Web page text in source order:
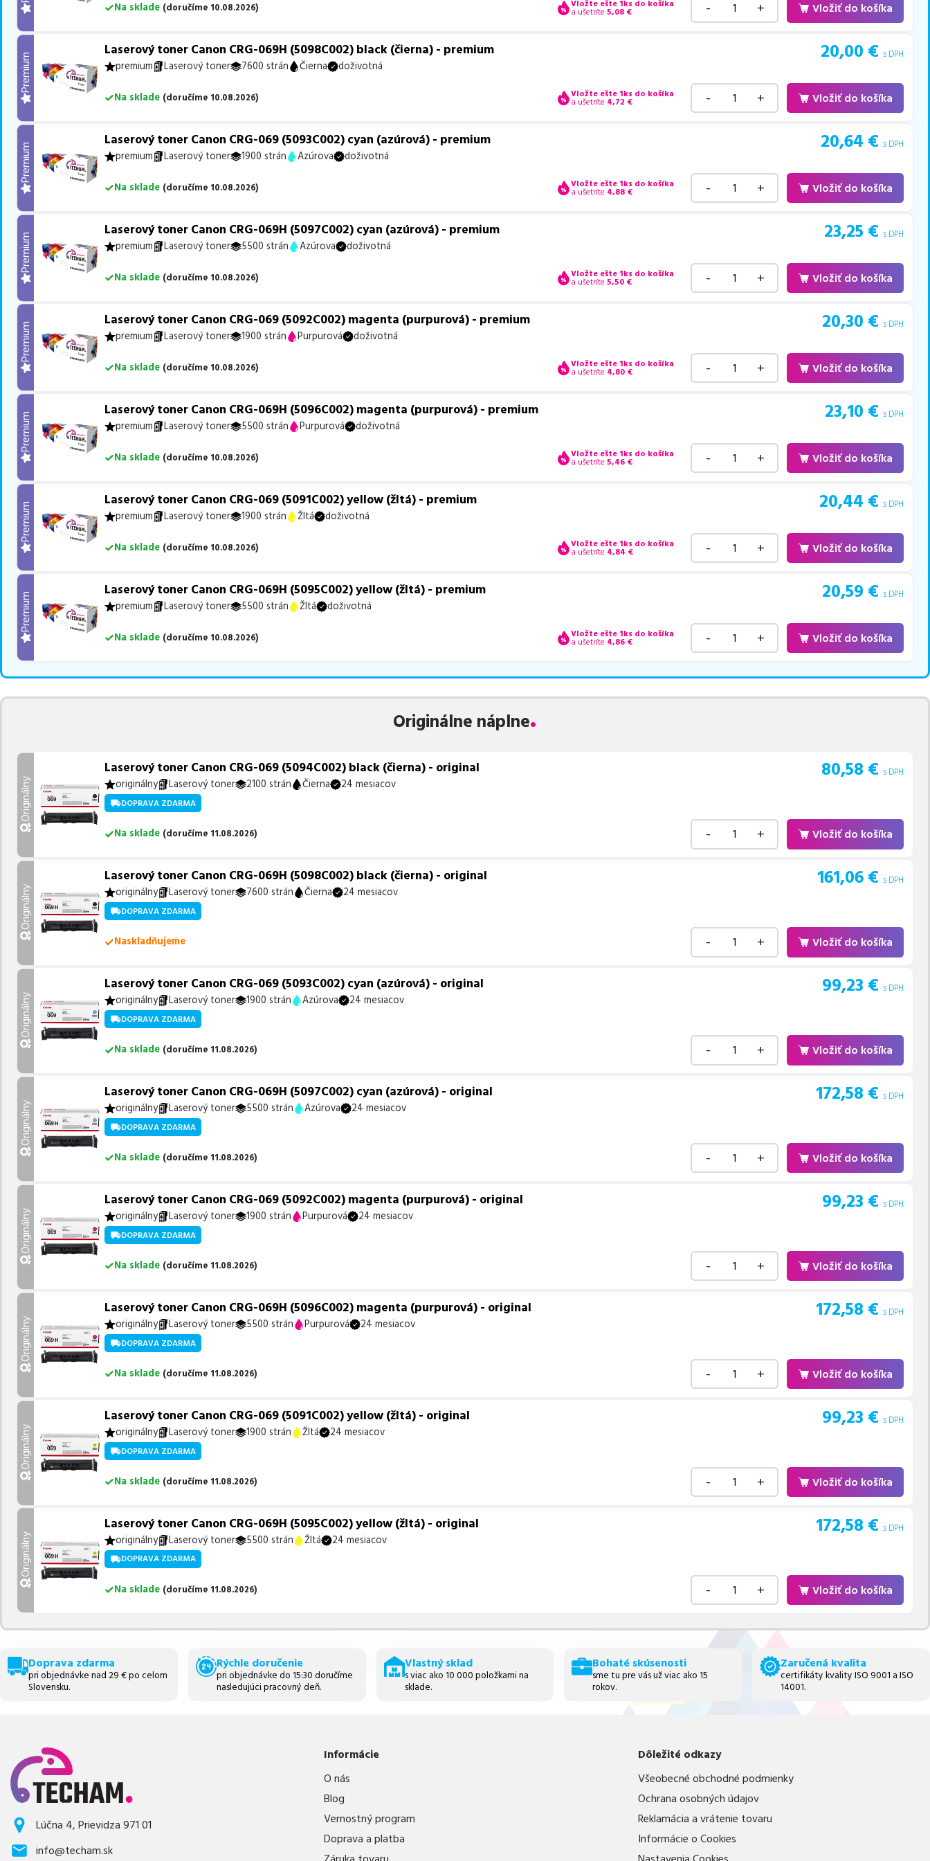
Na sklade (doručíme 10.08.2026) Vložte ešte 1ks do košíka
a ušetríte 5,08 € - + Vložiť do košíka
Premium
Laserový toner Canon CRG-069H (5098C002) black (čierna) - premium 20,00 € s DPH
premium Laserový toner 7600 strán Čierna doživotná
Na sklade (doručíme 10.08.2026) Vložte ešte 1ks do košíka
a ušetríte 4,72 € - + Vložiť do košíka
Premium
Laserový toner Canon CRG-069 (5093C002) cyan (azúrová) - premium 20,64 € s DPH
premium Laserový toner 1900 strán Azúrova doživotná
Na sklade (doručíme 10.08.2026) Vložte ešte 1ks do košíka
a ušetríte 4,88 € - + Vložiť do košíka
Premium
Laserový toner Canon CRG-069H (5097C002) cyan (azúrová) - premium 23,25 € s DPH
premium Laserový toner 5500 strán Azúrova doživotná
Na sklade (doručíme 10.08.2026) Vložte ešte 1ks do košíka
a ušetríte 5,50 € - + Vložiť do košíka
Premium
Laserový toner Canon CRG-069 (5092C002) magenta (purpurová) - premium 20,30 € s DPH
premium Laserový toner 1900 strán Purpurová doživotná
Na sklade (doručíme 10.08.2026) Vložte ešte 1ks do košíka
a ušetríte 4,80 € - + Vložiť do košíka
Premium
Laserový toner Canon CRG-069H (5096C002) magenta (purpurová) - premium 23,10 € s DPH
premium Laserový toner 5500 strán Purpurová doživotná
Na sklade (doručíme 10.08.2026) Vložte ešte 1ks do košíka
a ušetríte 5,46 € - + Vložiť do košíka
Premium
Laserový toner Canon CRG-069 (5091C002) yellow (žltá) - premium 20,44 € s DPH
premium Laserový toner 1900 strán Žltá doživotná
Na sklade (doručíme 10.08.2026) Vložte ešte 1ks do košíka
a ušetríte 4,84 € - + Vložiť do košíka
Premium
Laserový toner Canon CRG-069H (5095C002) yellow (žltá) - premium 20,59 € s DPH
premium Laserový toner 5500 strán Žltá doživotná
Na sklade (doručíme 10.08.2026) Vložte ešte 1ks do košíka
a ušetríte 4,86 € - + Vložiť do košíka
Originálne náplne
Originálny
Laserový toner Canon CRG-069 (5094C002) black (čierna) - original 80,58 € s DPH
originálny Laserový toner 2100 strán Čierna 24 mesiacov
DOPRAVA ZDARMA
Na sklade (doručíme 11.08.2026) - + Vložiť do košíka
Originálny
Laserový toner Canon CRG-069H (5098C002) black (čierna) - original 161,06 € s DPH
originálny Laserový toner 7600 strán Čierna 24 mesiacov
DOPRAVA ZDARMA
Naskladňujeme - + Vložiť do košíka
Originálny
Laserový toner Canon CRG-069 (5093C002) cyan (azúrová) - original 99,23 € s DPH
originálny Laserový toner 1900 strán Azúrova 24 mesiacov
DOPRAVA ZDARMA
Na sklade (doručíme 11.08.2026) - + Vložiť do košíka
Originálny
Laserový toner Canon CRG-069H (5097C002) cyan (azúrová) - original 172,58 € s DPH
originálny Laserový toner 5500 strán Azúrova 24 mesiacov
DOPRAVA ZDARMA
Na sklade (doručíme 11.08.2026) - + Vložiť do košíka
Originálny
Laserový toner Canon CRG-069 (5092C002) magenta (purpurová) - original 99,23 € s DPH
originálny Laserový toner 1900 strán Purpurová 24 mesiacov
DOPRAVA ZDARMA
Na sklade (doručíme 11.08.2026) - + Vložiť do košíka
Originálny
Laserový toner Canon CRG-069H (5096C002) magenta (purpurová) - original 172,58 € s DPH
originálny Laserový toner 5500 strán Purpurová 24 mesiacov
DOPRAVA ZDARMA
Na sklade (doručíme 11.08.2026) - + Vložiť do košíka
Originálny
Laserový toner Canon CRG-069 (5091C002) yellow (žltá) - original 99,23 € s DPH
originálny Laserový toner 1900 strán Žltá 24 mesiacov
DOPRAVA ZDARMA
Na sklade (doručíme 11.08.2026) - + Vložiť do košíka
Originálny
Laserový toner Canon CRG-069H (5095C002) yellow (žltá) - original 172,58 € s DPH
originálny Laserový toner 5500 strán Žltá 24 mesiacov
DOPRAVA ZDARMA
Na sklade (doručíme 11.08.2026) - + Vložiť do košíka
Doprava zdarma
pri objednávke nad 29 € po celom
Slovensku.
Rýchle doručenie
pri objednávke do 15:30 doručíme
nasledujúci pracovný deň.
Vlastný sklad
s viac ako 10 000 položkami na
sklade.
Bohaté skúsenosti
sme tu pre vás už viac ako 15
rokov.
Zaručená kvalita
certifikáty kvality ISO 9001 a ISO
14001.
Lúčna 4, Prievidza 971 01
info@techam.sk
Informácie
O nás
Blog
Vernostný program
Doprava a platba
Dôležité odkazy
Všeobecné obchodné podmienky
Ochrana osobných údajov
Reklamácia a vrátenie tovaru
Informácie o Cookies